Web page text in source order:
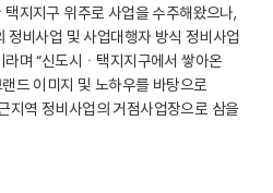
지지구 위주로 사업을 수주해왔으나,
비사업 및 사업대행자 방식 정비사업
며 “신도시ㆍ택지지구에서 쌓아온
드 이미지 및 노하우를 바탕으로
지역 정비사업의 거점사업장으로 삼을